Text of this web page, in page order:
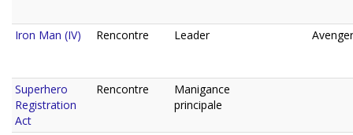
Iron Man (IV) Rencontre Leader
Superhero
Registration
Act
Rencontre
Manigance
principale